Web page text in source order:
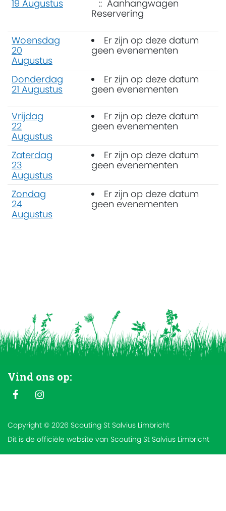
19 Augustus
:: Aanhangwagen
Reservering
Woensdag
20
Augustus
Er zijn op deze datum
geen evenementen
Donderdag
21 Augustus
Er zijn op deze datum
geen evenementen
Vrijdag
22
Augustus
Er zijn op deze datum
geen evenementen
Zaterdag
23
Augustus
Er zijn op deze datum
geen evenementen
Zondag
24
Augustus
Er zijn op deze datum
geen evenementen
Vind ons op:
Copyright © 2026 Scouting St Salvius Limbricht
Dit is de officiële website van Scouting St Salvius Limbricht